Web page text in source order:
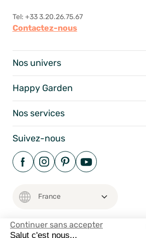
Continuer sans accepter
Salut c'est nous...
Tel: +33 3.20.26.75.67
Contactez-nous
Nos univers
Happy Garden
Nos services
Suivez-nous